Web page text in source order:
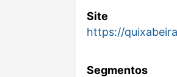
Site
https://
Segmentos